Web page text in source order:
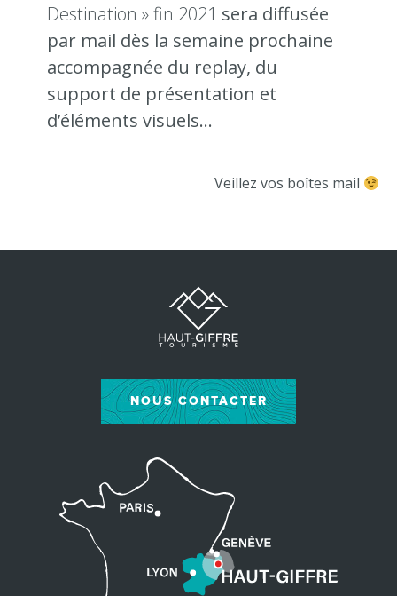
Destination » fin 2021 sera diffusée
par mail dès la semaine prochaine
accompagnée du replay, du
support de présentation et
d’éléments visuels…
Veillez vos boîtes mail
NOUS CONTACTER